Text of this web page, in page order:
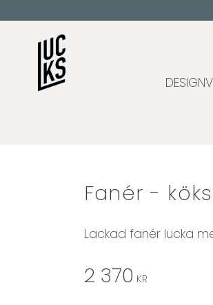
Fanér -
Lackad fanér lucka
2 370 KR